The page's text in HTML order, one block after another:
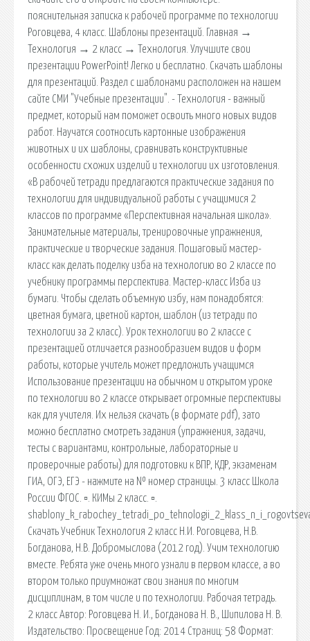
пояснительная записка к рабочей программе по технологии
Роговцева, 4 класс. Шаблоны презентаций. Главная →
Технология → 2 класс → Технология. Улучшите свои
презентации PowerPoint! Легко и бесплатно. Скачать шаблоны
для презентаций. Раздел с шаблонами расположен на нашем
сайте СМИ "Учебные презентации". - Технология - важный
предмет, который нам поможет освоить много новых видов
работ. Научатся соотносить картонные изображения
животных и их шаблоны, сравнивать конструктивные
особенности схожих изделий и технологии их изготовления.
«В рабочей тетради предлагаются практические задания по
технологии для индивидуальной работы с учащимися 2
классов по программе «Перспективная начальная школа».
Занимательные материалы, тренировочные упражнения,
практические и творческие задания. Пошаговый мастер-
класс как делать поделку изба на технологию во 2 классе по
учебнику программы перспектива. Мастер-класс Изба из
бумаги. Чтобы сделать объемную избу, нам понадобятся:
цветная бумага, цветной картон, шаблон (из тетради по
технологии за 2 класс). Урок технологии во 2 классе с
презентацией отличается разнообразием видов и форм
работы, которые учитель может предложить учащимся
Использование презентации на обычном и открытом уроке
по технологии во 2 классе открывает огромные перспективы
как для учителя. Их нельзя скачать (в формате pdf), зато
можно бесплатно смотреть задания (упражнения, задачи,
тесты с вариантами, контрольные, лабораторные и
проверочные работы) для подготовки к ВПР, КДР, экзаменам
ГИА, ОГЭ, ЕГЭ - нажмите на № номер страницы. 3 класс Школа
России ФГОС. ▫. КИМы 2 класс. ▫.
Скачать Учебник Технология 2 класс Н.И. Роговцева, Н.В.
Богданова, Н.В. Добромыслова (2012 год). Учим технологию
вместе. Ребята уже очень много узнали в первом классе, а во
втором только приумножат свои знания по многим
дисциплинам, в том числе и по технологии. Рабочая тетрадь.
2 класс Автор: Роговцева Н. И., Богданова Н. В., Шипилова Н. В.
Издательство: Просвещение Год: 2014 Страниц: 58 Формат: